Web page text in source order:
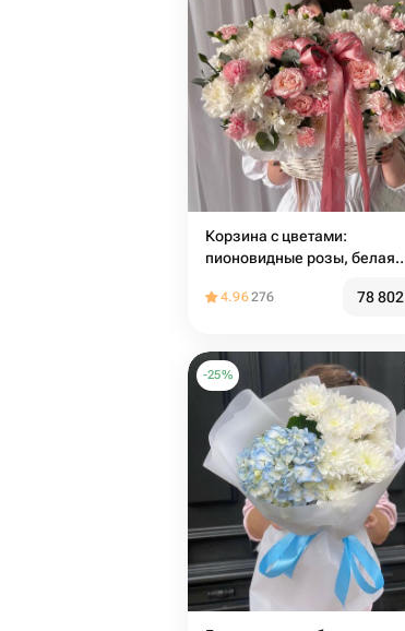
Корзина с цветами:
пионовидные розы, белая
эвкалипта🌸Размер М
4.96276 78 802
-25%